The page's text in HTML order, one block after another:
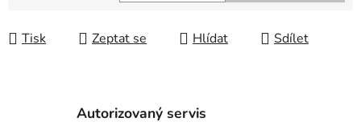
Tisk Zeptat se Hlídat Sdílet
Autorizovaný servis